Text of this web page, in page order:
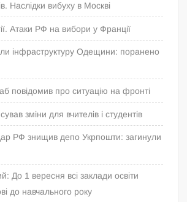
Наслідки вибуху в Москві
Атаки РФ на вибори у Франції
інфраструктуру Одещини: поранено
повідомив про ситуацію на фронті
зміни для вчителів і студентів
РФ знищив депо Укрпошти: загинули
До 1 вересня всі заклади освіти
до навчального року